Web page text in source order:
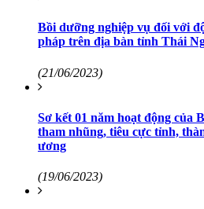
Bồi dưỡng nghiệp vụ đối với
pháp trên địa bàn tỉnh Thái
(21/06/2023)
Sơ kết 01 năm hoạt động của
tham nhũng, tiêu cực tỉnh,
ương
(19/06/2023)